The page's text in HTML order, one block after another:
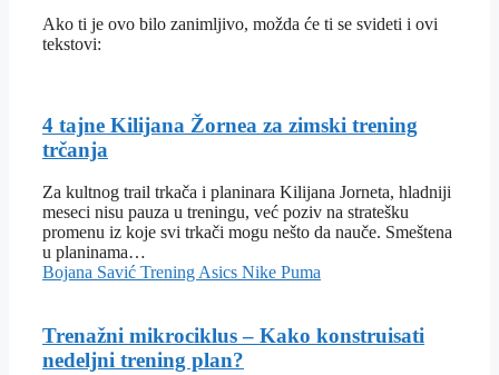
Ako ti je ovo bilo zanimljivo, možda će ti se svideti i ovi
tekstovi:
4 tajne Kilijana Žornea za zimski trening
trčanja
Za kultnog trail trkača i planinara Kilijana Jorneta, hladniji
meseci nisu pauza u treningu, već poziv na stratešku
promenu iz koje svi trkači mogu nešto da nauče. Smeštena
u planinama…
Bojana Savić Trening Asics Nike Puma
Trenažni mikrociklus – Kako konstruisati
nedeljni trening plan?